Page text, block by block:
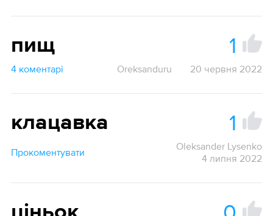
пищ 1
4 коментарі Oreksanduru 20 червня 2022
клацавка 1
Прокоментувати
Oleksander Lysenko
4 липня 2022